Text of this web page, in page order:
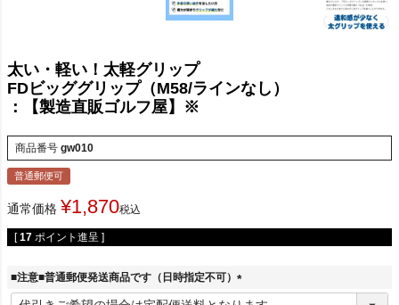
太い・軽い！太軽グリップ
FDビッググリップ（M58/ラインなし）
：【製造直販ゴルフ屋】※
商品番号 gw010
普通郵便可
通常価格 ¥1,870税込
[ 17 ポイント進呈 ]
■注意■普通郵便発送商品です（日時指定不可）
(